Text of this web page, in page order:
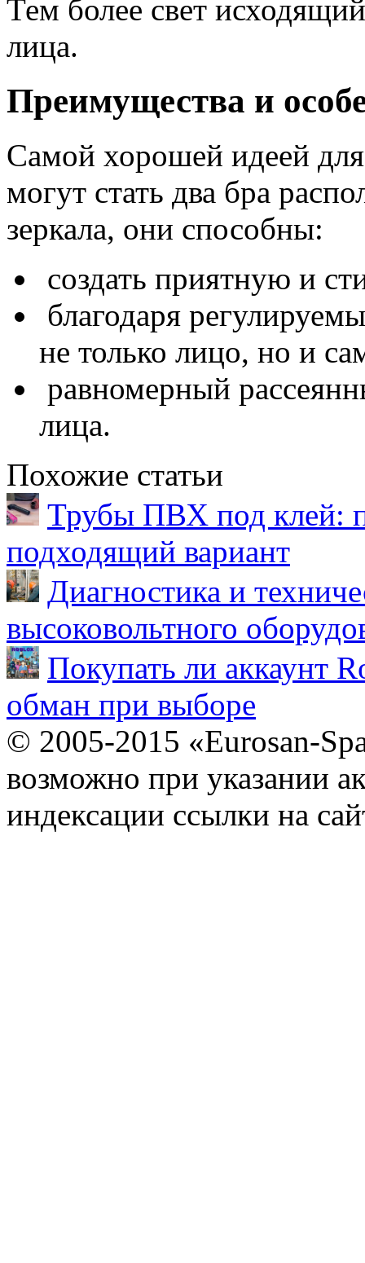
Тем более свет
лица.
Преимущества и
Самой хорошей идеей для
могут стать два бра
зеркала, они способны:
создать приятную и
благодаря
не только лицо, но и
равномерный
лица.
Похожие статьи
Трубы ПВХ под клей:
подходящий вариант
Диагностика и
высоковольтного
Покупать ли аккаунт
обман при выборе
© 2005-2015 «Eurosan-
возможно при указании
индексации ссылки на